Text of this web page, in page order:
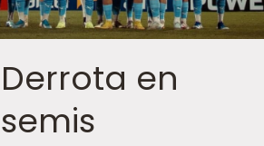
Derrota en
semis